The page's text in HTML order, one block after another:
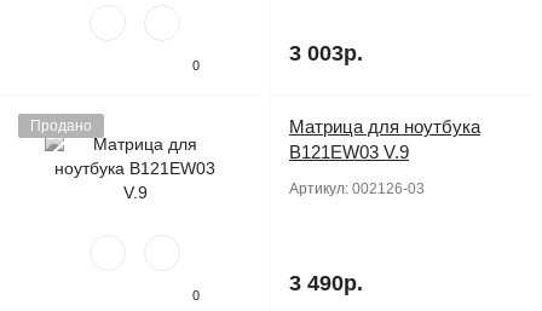
0 3 003р.
Продано
0
Матрица для ноутбука
B121EW03 V.9
Артикул: 002126-03
3 490р.